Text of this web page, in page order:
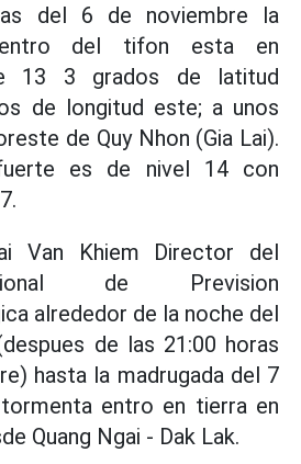
del 6 de noviembre la
del tifon esta en
13 3 grados de latitud
de longitud este; a unos
de Quy Nhon (Gia Lai).
es de nivel 14 con
Van Khiem Director del
de Prevision
alrededor de la noche del
de las 21:00 horas
hasta la madrugada del 7
entro en tierra en
Quang Ngai - Dak Lak.